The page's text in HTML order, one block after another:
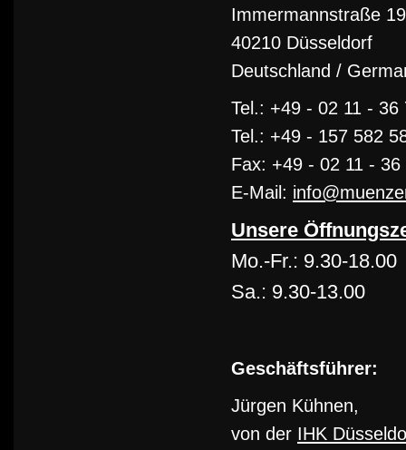
Immermannstraße 19
40210 Düsseldorf
Deutschland /
Tel.: +49 - 02 11 - 36
Tel.: +49 - 157 582
Fax: +49 - 02 11 - 36
E-Mail:
Unsere
Mo.-Fr.: 9.30-18.00
Sa.: 9.30-13.00
Geschäftsführer:
Jürgen Kühnen,
von der IHK